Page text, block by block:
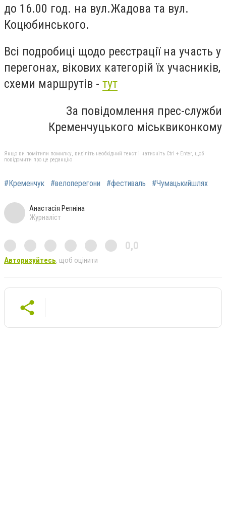
до 16.00 год. на вул.Жадова та вул.
Коцюбинського.
Всі подробиці щодо реєстрації на участь у
перегонах, вікових категорій їх учасників,
схеми маршрутів - тут
За повідомлення прес-служби
Кременчуцького міськвиконкому
Якщо ви помітили помилку, виділіть необхідний текст і натисніть Ctrl + Enter, щоб
повідомити про це редакцію
#Кременчук #велоперегони #фестиваль #Чумацькийшлях
Анастасія Репніна
Журналіст
0,0
Авторизуйтесь, щоб оцінити